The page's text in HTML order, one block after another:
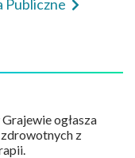
Publiczne
ogłasza
z